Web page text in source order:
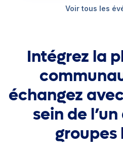
Voir tous les
Intégrez la
échangez
sein de
groupes